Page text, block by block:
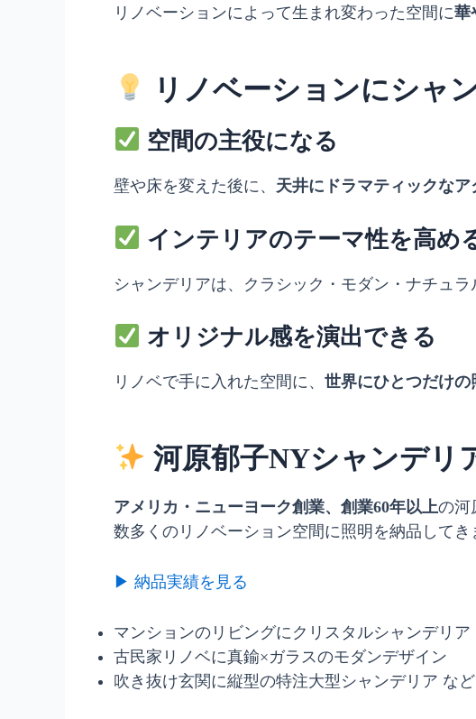
リノベーションによって生まれ変わった空間に華
リノベーションにシャ
空間の主役になる
壁や床を変えた後に、 天井にドラマティックな
インテリアのテーマ性を高め
シャンデリアは、クラシック・モダン・ナチュラ
オリジナル感を演出できる
リノベで手に入れた空間に、 世界にひとつだけの
河原郁子NYシャンデリ
アメリカ・ニューヨーク創業、創業60年以上の河
数多くのリノベーション空間に照明を納品してき
▶ 納品実績を見る
マンションのリビングにクリスタルシャンデリア
古民家リノベに真鍮×ガラスのモダンデザイン
吹き抜け玄関に縦型の特注大型シャンデリア な